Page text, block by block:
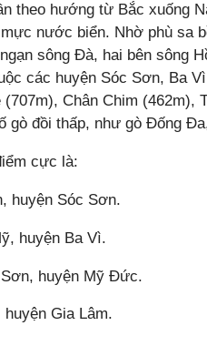
theo hướng từ Bắc xuống
nước biển. Nhờ phù sa
sông Đà, hai bên sông
các huyện Sóc Sơn, Ba
(707m), Chân Chim
gò đồi thấp, như gò Đống
cực là:
huyện Sóc Sơn.
huyện Ba Vì.
huyện Mỹ Đức.
Gia Lâm.